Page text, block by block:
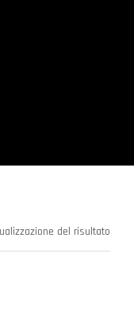
del risultato